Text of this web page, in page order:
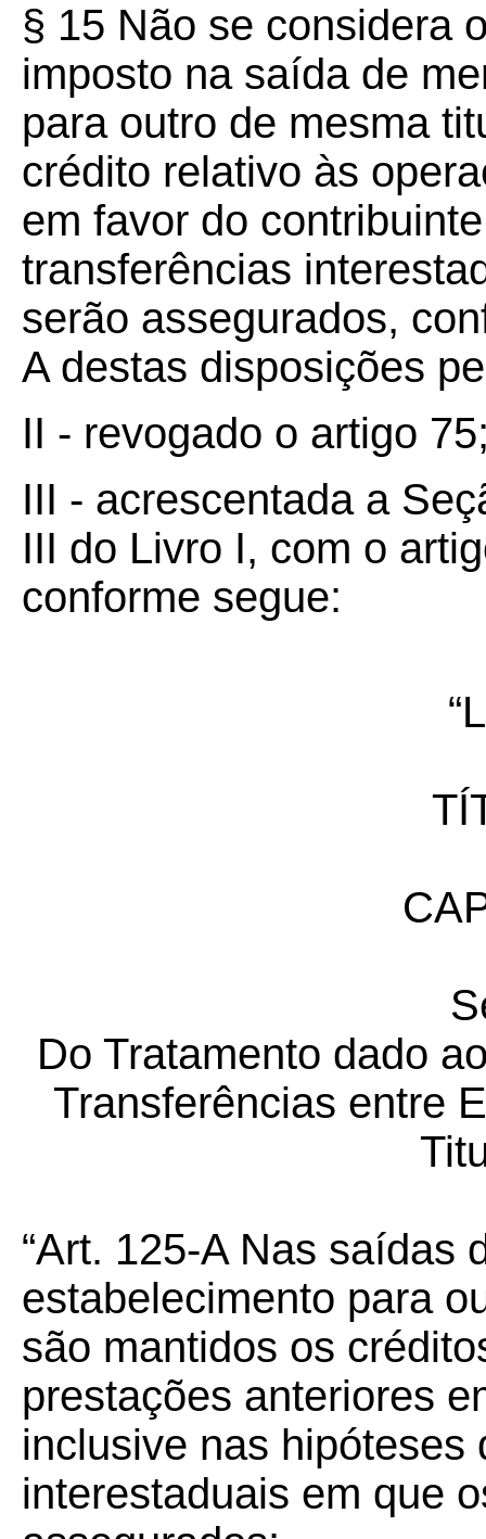
§ 15 Não se considera
imposto na saída de
para outro de mesma
crédito relativo às
em favor do
transferências
serão assegurados,
A destas disposições
II - revogado o artigo
III - acrescentada a
III do Livro I, com o
conforme segue:
Do Tratamento dado
Transferências entre
“Art. 125-A Nas saídas
estabelecimento para
são mantidos os
prestações anteriores
inclusive nas hipóteses
interestaduais em que